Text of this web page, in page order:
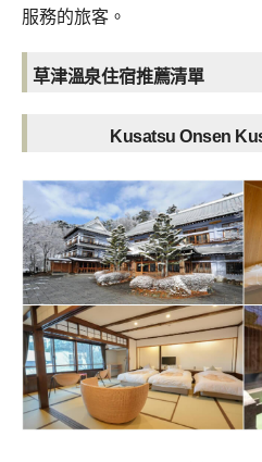
服務的旅客。
草津溫泉住宿推薦清單
Kusatsu Onsen